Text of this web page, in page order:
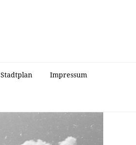
Stadtplan Impressum